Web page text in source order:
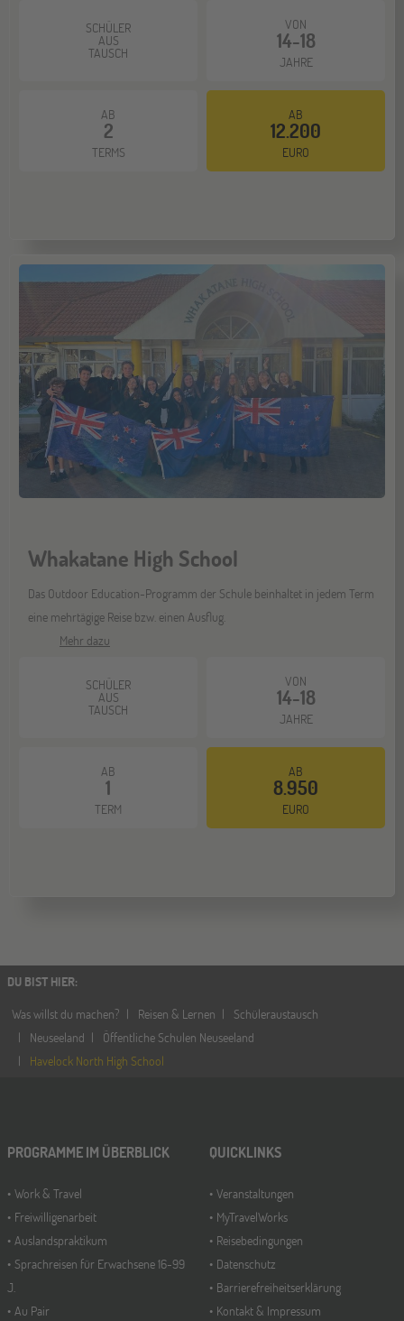
ONLINE
Schüleraustausch-Infoabend (Europa)
Hannover
Jugendbildungsmesse JuBi
NOV Jugendbildungsmesse JuBi
21
NOV
Münster
Jugendbildungsmesse JuBi
25
NOV
ONLINE
Schüleraustausch-Infoabend (Ozeanien &
Nordamerika)
08
DEZ
ONLINE
Schüleraustausch-Infoabend (Europa)
21 ONLINE
Schüleraustausch-Infoabend (Ozeanien &
Nordamerika)
SCHÜLER
AUS
TAUSCH
VON
14-18
JAHRE
AB
2
TERMS
AB
12.200
EURO
Whakatane High School
Das Outdoor Education-Programm der Schule beinhaltet in jedem Term
eine mehrtägige Reise bzw. einen Ausflug.
Mehr dazu
SCHÜLER
AUS
TAUSCH
VON
14-18
JAHRE
AB
1
TERM
AB
8.950
EURO
DU BIST HIER:
Was willst du machen?
Reisen & Lernen
Schüleraustausch
Neuseeland
Öffentliche Schulen Neuseeland
Havelock North High School
PROGRAMME IM ÜBERBLICK
Work & Travel
Freiwilligenarbeit
Auslandspraktikum
Sprachreisen für Erwachsene 16-99
J.
Au Pair
QUICKLINKS
Veranstaltungen
MyTravelWorks
Reisebedingungen
Datenschutz
Barrierefreiheitserklärung
Kontakt & Impressum